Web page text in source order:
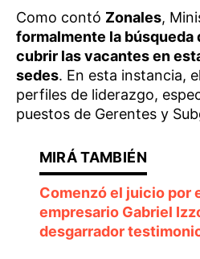
Como contó Zonales,
formalmente la búsqueda
cubrir las vacantes en
sedes. En esta instancia,
perfiles de liderazgo,
puestos de Gerentes y
Comenzó el juicio por
empresario Gabriel
desgarrador